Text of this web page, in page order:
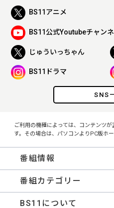
SNS
BS11アニメ
BS11公式Youtubeチャン
じゅういっちゃん
BS11ドラマ
ご利用の機種によっては、コンテンツ
す。その場合は、パソコンよりPC版ホ
番組情報
番組カテゴリー
BS11について